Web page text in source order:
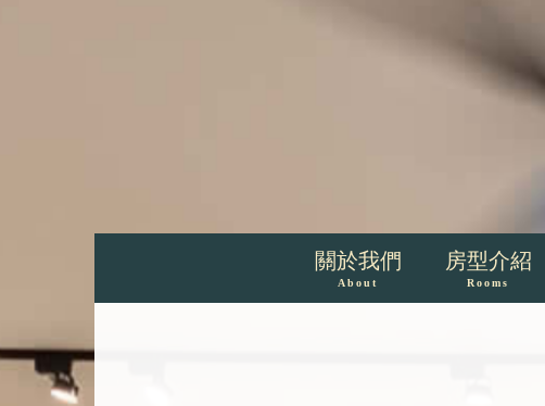
關於我們
About
房型介紹
Rooms